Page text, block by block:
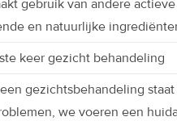
gebruik van andere
en natuurlijke
keer gezicht behandeling
gezichtsbehandeling
we voeren een